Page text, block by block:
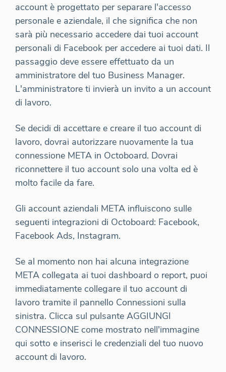
account è progettato per separare l'accesso
personale e aziendale, il che significa che non
sarà più necessario accedere dai tuoi account
personali di Facebook per accedere ai tuoi dati. Il
passaggio deve essere effettuato da un
amministratore del tuo Business Manager.
L'amministratore ti invierà un invito a un account
di lavoro.
Se decidi di accettare e creare il tuo account di
lavoro, dovrai autorizzare nuovamente la tua
connessione META in Octoboard. Dovrai
riconnettere il tuo account solo una volta ed è
molto facile da fare.
Gli account aziendali META influiscono sulle
seguenti integrazioni di Octoboard: Facebook,
Facebook Ads, Instagram.
Se al momento non hai alcuna integrazione
META collegata ai tuoi dashboard o report, puoi
immediatamente collegare il tuo account di
lavoro tramite il pannello Connessioni sulla
sinistra. Clicca sul pulsante AGGIUNGI
CONNESSIONE come mostrato nell'immagine
qui sotto e inserisci le credenziali del tuo nuovo
account di lavoro.